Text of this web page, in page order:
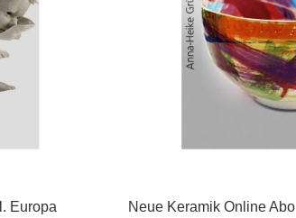
Europa Neue Keramik Online Abo